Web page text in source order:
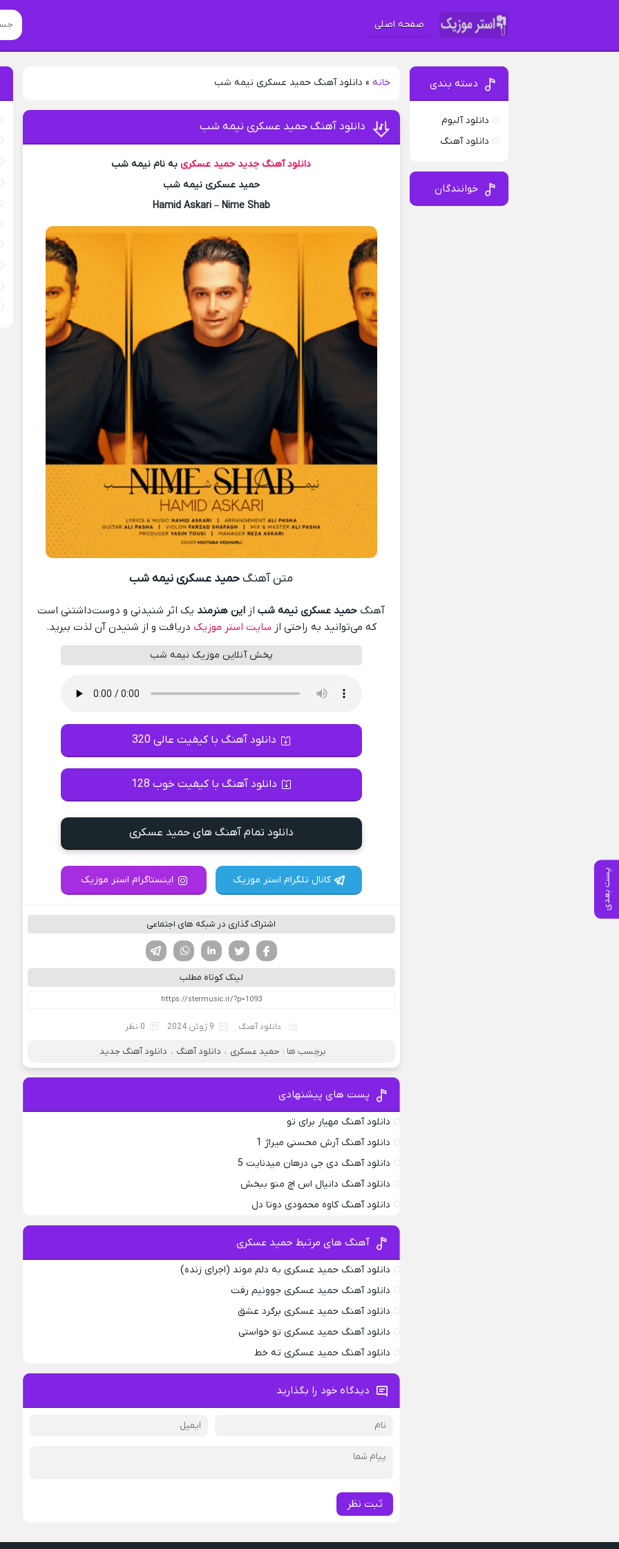
صفحه اصلی
خانه » دانلود آهنگ حمید عسکری نیمه شب
پست بعدی
دانلود آهنگ حمید عسکری نیمه شب
دانلود آهنگ جدید حمید عسکریبه نام نیمه شب
حمید عسکری نیمه شب
Hamid Askari – Nime Shab
متن آهنگحمید عسکری نیمه شب
آهنگ حمید عسکری نیمه شباز این هنرمندیک اثر شنیدنی و دوست‌داشتنی است
که می‌توانید به راحتی از سایت استر موزیک دریافت و از شنیدن آن لذت ببرید.
پخش آنلاین موزیک نیمه شب
دانلود آهنگ با کیفیت عالی 320
دانلود آهنگ با کیفیت خوب 128
دانلود تمام آهنگ های حمید عسکری
کانال تلگرام استر موزیک اینستاگرام استر موزیک
اشتراک گذاری در شبکه های اجتماعی
لینکدین تویتر
فیسوک
لینک کوتاه مطلب
دانلود آهنگ 9 ژوئن 2024 0 نظر
برچسب ها : حمید عسکری ، دانلود آهنگ ، دانلود آهنگ جدید
پست های پیشنهادی
دانلود آهنگ مهیار برای تو
دانلود آهنگ آرش محسنی میراژ 1
دانلود آهنگ دی جی درهان میدنایت 5
دانلود آهنگ دانیال اس اچ منو ببخش
دانلود آهنگ کاوه محمودی دوتا دل
آهنگ های مرتبط حمید عسکری
دانلود آهنگ حمید عسکری به دلم موند (اجرای زنده)
دانلود آهنگ حمید عسکری جوونیم رفت
دانلود آهنگ حمید عسکری برگرد عشق
دانلود آهنگ حمید عسکری تو خواستی
دانلود آهنگ حمید عسکری ته خط
دیدگاه خود را بگذارید
ثبت نظر
دسته بندی
دانلود آلبوم
دانلود آهنگ
خوانندگان